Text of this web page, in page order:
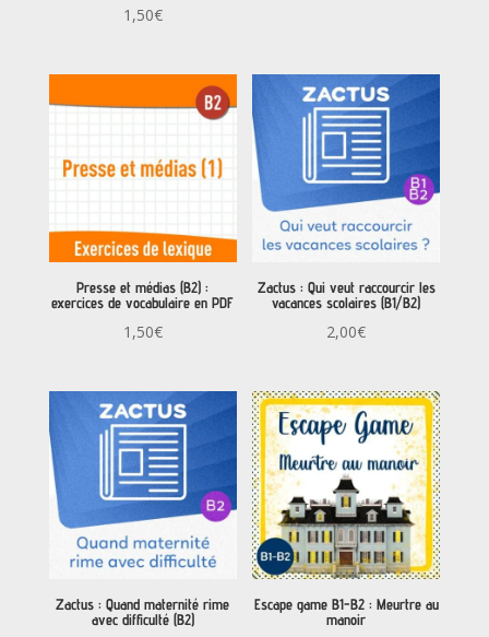
Note
5.00
1,50€
Presse et médias (B2) :
exercices de vocabulaire en PDF
1,50€
Zactus : Qui veut raccourcir les
vacances scolaires (B1/B2)
2,00€
Zactus : Quand maternité rime
avec difficulté (B2)
Escape game B1-B2 : Meurtre au
manoir